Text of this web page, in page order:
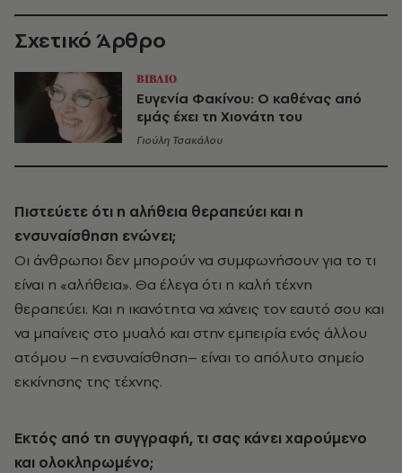
Σχετικό Άρθρο
ΒΙΒΛΙΟ
Ευγενία Φακίνου: Ο καθένας από
εμάς έχει τη Χιονάτη του
Γιούλη Τσακάλου
Πιστεύετε ότι η αλήθεια θεραπεύει και η
ενσυναίσθηση ενώνει;
Οι άνθρωποι δεν μπορούν να συμφωνήσουν για το τι
είναι η «αλήθεια». Θα έλεγα ότι η καλή τέχνη
θεραπεύει. Και η ικανότητα να χάνεις τον εαυτό σου και
να μπαίνεις στο μυαλό και στην εμπειρία ενός άλλου
ατόμου –η ενσυναίσθηση– είναι το απόλυτο σημείο
εκκίνησης της τέχνης.
Εκτός από τη συγγραφή, τι σας κάνει χαρούμενο
και ολοκληρωμένο;